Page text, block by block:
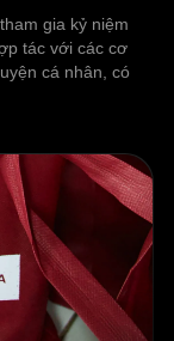
gia kỷ niệm
tác với các cơ
cá nhân, có